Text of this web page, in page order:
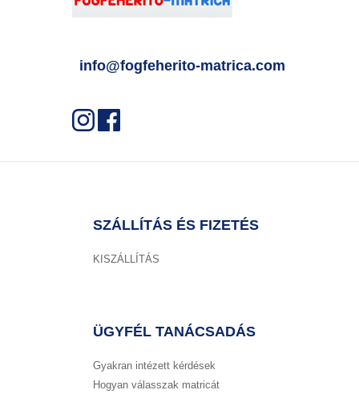
info@fogfeherito-matrica.com
SZÁLLÍTÁS ÉS FIZETÉS
KISZÁLLÍTÁS
ÜGYFÉL TANÁCSADÁS
Gyakran intézett kérdések
Hogyan válasszak matricát